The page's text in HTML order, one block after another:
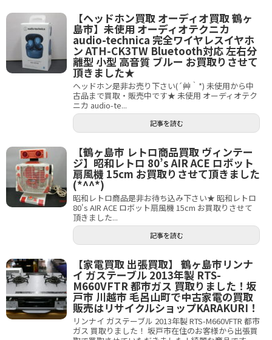
【ヘッドホン買取 オーディオ買取 鶴ヶ
島市】未使用 オーディオテクニカ
audio-technica 完全ワイヤレスイヤホ
ン ATH-CK3TW Bluetooth対応 左右分
離型 小型 高音質 ブルー お買取りさせて
頂きました★
ヘッドホン是非お売り下さい(´艸｀*) 未使用から中
古品まで買取・販売中です★ 未使用 オーディオテク
ニカ audio-te...
記事を読む
【鶴ヶ島市 レトロ商品買取 ヴィンテー
ジ】昭和レトロ 80’s AIR ACE ロボット
扇風機 15cm お買取りさせて頂きました
(*^^*)
昭和レトロ商品是非お待ち込み下さい★ 昭和レトロ
80's AIR ACE ロボット扇風機 15cm お買取りさせて
頂きました...
記事を読む
【家電買取 出張買取】 鶴ヶ島市リンナ
イ ガステーブル 2013年製 RTS-
M660VFTR 都市ガス 買取りました！坂
戸市 川越市 毛呂山町で中古家電の買取
販売はリサイクルショップKARAKURI！
リンナイ ガステーブル 2013年製 RTS-M660VFTR 都市
ガス 買取りました！ 坂戸市在住のお客様から出張買